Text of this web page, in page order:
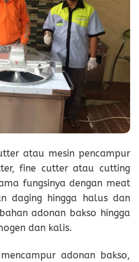
atau mesin pencampur
fine cutter atau cutting
fungsinya dengan meat
daging hingga halus dan
adonan bakso hingga
dan kalis.
adonan bakso,